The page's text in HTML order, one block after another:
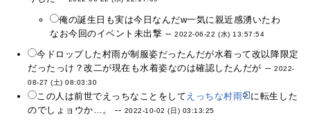
俺の誕生日も実は今日なんだw一気に親近感湧いたわ
なお今回のイベント未出撃 --2022-06-22 (水) 13:57:54
今ドロップした村雨が制服姿だったんだが水着って改以降限定
だったっけ？改二が現在も水着姿なのは確認したんだが --2022-
08-27 (土) 08:03:30
この人は前世でえっちなことをして えっちな村雨
に転生した
のでしょョウか…。 -- 2022-10-02 (日) 03:13:25